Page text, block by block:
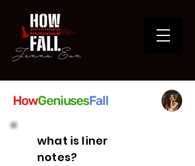
HowGeniusesFall
what is liner
notes?